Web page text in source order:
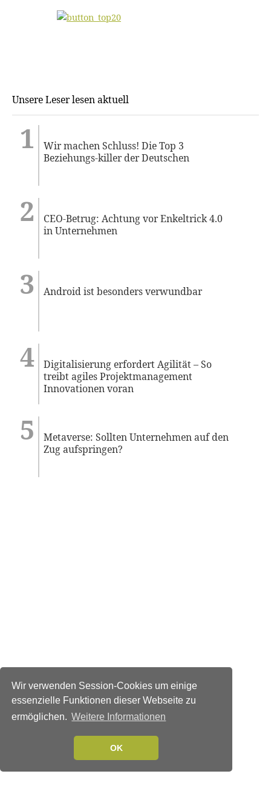
Wir verwenden Session-Cookies um einige
essenzielle Funktionen dieser Webseite zu
ermöglichen. Weitere Informationen
OK
Unsere Leser lesen aktuell
Wir machen Schluss! Die Top 3
Beziehungs-killer der Deutschen
CEO-Betrug: Achtung vor Enkeltrick 4.0
in Unternehmen
Android ist besonders verwundbar
Digitalisierung erfordert Agilität – So
treibt agiles Projektmanagement
Innovationen voran
Metaverse: Sollten Unternehmen auf den
Zug aufspringen?